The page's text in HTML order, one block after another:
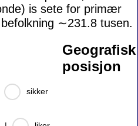
is sete for primær
∼231.8 tusen.
sikker
Geografisk
posisjon